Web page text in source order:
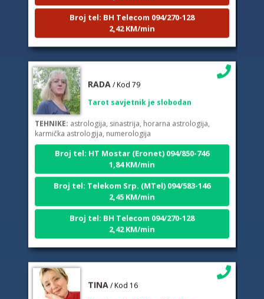
Broj tel: BH Telecom 094/270-128
2,42 KM/min
TEHNIKE:astrologija, sinastrija, horarna astrologija,
karmička astrologija, numerologija
Broj tel: HT Mostar (Eronet) 094/850-746
1,84 KM/min
Broj tel: Telekom Srp. (MTel) 094/583-146
2,45 KM/min
Broj tel: BH Telecom 094/270-128
2,42 KM/min